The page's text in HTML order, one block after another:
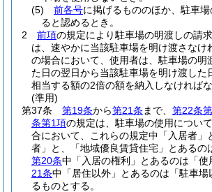
(5)
前各号に掲げるもののほか、駐車
ると認めるとき。
2
前項の規定により駐車場の明渡しの請
は、速やかに当該駐車場を明け渡さなけ
の場合において、使用者は、駐車場の明
た日の翌日から当該駐車場を明け渡した
相当する額の2倍の額を納入しなければな
(準用)
第37条
第19条から第21条 まで、 第22条
条第1項の規定は、駐車場の使用について
合において、これらの規定中「入居者」
者」と、「地域優良賃貸住宅」とあるの
第20条中「入居の権利」とあるのは「使
21条中「居住以外」とあるのは「駐車場
るものとする。